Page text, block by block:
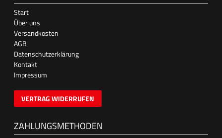
Start
Über uns
Versandkosten
AGB
Datenschutzerklärung
Kontakt
Impressum
VERTRAG WIDERRUFEN
ZAHLUNGSMETHODEN